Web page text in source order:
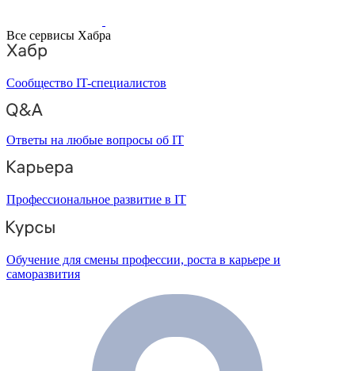
Все сервисы Хабра
Сообщество IT-специалистов
Ответы на любые вопросы об IT
Профессиональное развитие в IT
Обучение для смены профессии, роста в карьере и
саморазвития